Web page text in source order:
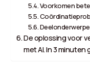
Voorkomen
De oplossing voor
met AI. In 3 minuten